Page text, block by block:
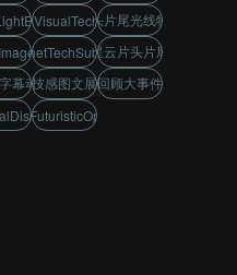
片头片尾光线特效
InternetTechSubtitles星云片头片尾
幕动画
科技感图文展示历史回顾大事件展示
BlueFuturisticOpener